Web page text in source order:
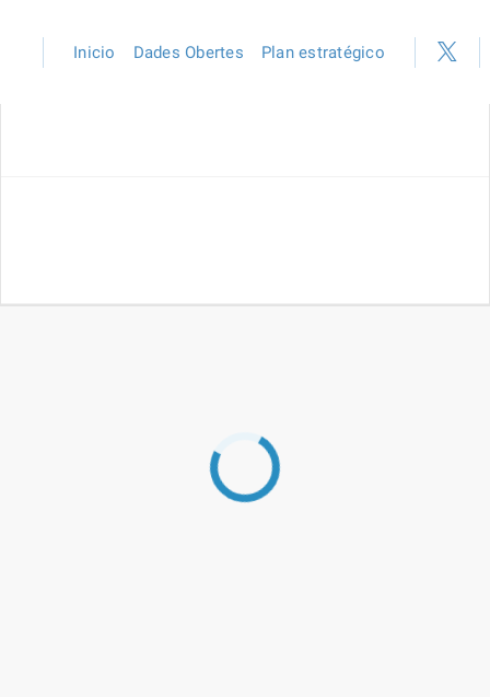
Inicio Dades Obertes Plan estratégico